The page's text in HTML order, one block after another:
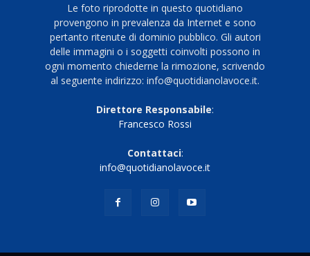
Le foto riprodotte in questo quotidiano
provengono in prevalenza da Internet e sono
pertanto ritenute di dominio pubblico. Gli autori
delle immagini o i soggetti coinvolti possono in
ogni momento chiederne la rimozione, scrivendo
al seguente indirizzo: info@quotidianolavoce.it.
Direttore Responsabile:
Francesco Rossi
Contattaci:
info@quotidianolavoce.it